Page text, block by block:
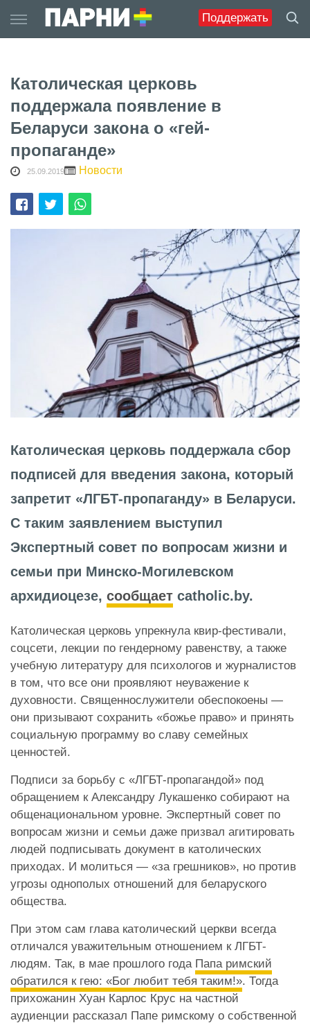
Поддержать
to
content
Католическая церковь
поддержала появление в
Беларуси закона о «гей-
пропаганде»
25.09.2019 Новости
Католическая церковь поддержала сбор
подписей для введения закона, который
запретит «ЛГБТ-пропаганду» в Беларуси.
С таким заявлением выступил
Экспертный совет по вопросам жизни и
семьи при Минско-Могилевском
архидиоцезе, сообщает catholic.by.
Католическая церковь упрекнула квир-фестивали,
соцсети, лекции по гендерному равенству, а также
учебную литературу для психологов и журналистов
в том, что все они проявляют неуважение к
духовности. Священнослужители обеспокоены —
они призывают сохранить «божье право» и принять
социальную программу во славу семейных
ценностей.
Подписи за борьбу с «ЛГБТ-пропагандой» под
обращением к Александру Лукашенко собирают на
общенациональном уровне. Экспертный совет по
вопросам жизни и семьи даже призвал агитировать
людей подписывать документ в католических
приходах. И молиться — «за грешников», но против
угрозы однополых отношений для беларуского
общества.
При этом сам глава католический церкви всегда
отличался уважительным отношением к ЛГБТ-
людям. Так, в мае прошлого года Папа римский
обратился к гею: «Бог любит тебя таким!». Тогда
прихожанин Хуан Карлос Крус на частной
аудиенции рассказал Папе римскому о собственной